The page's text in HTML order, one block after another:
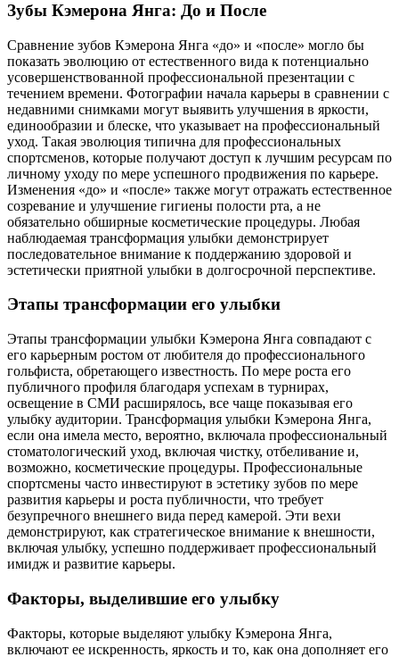
Зубы Кэмерона Янга: До и После
Сравнение зубов Кэмерона Янга «до» и «после» могло бы
показать эволюцию от естественного вида к потенциально
усовершенствованной профессиональной презентации с
течением времени. Фотографии начала карьеры в сравнении с
недавними снимками могут выявить улучшения в яркости,
единообразии и блеске, что указывает на профессиональный
уход. Такая эволюция типична для профессиональных
спортсменов, которые получают доступ к лучшим ресурсам по
личному уходу по мере успешного продвижения по карьере.
Изменения «до» и «после» также могут отражать естественное
созревание и улучшение гигиены полости рта, а не
обязательно обширные косметические процедуры. Любая
наблюдаемая трансформация улыбки демонстрирует
последовательное внимание к поддержанию здоровой и
эстетически приятной улыбки в долгосрочной перспективе.
Этапы трансформации его улыбки
Этапы трансформации улыбки Кэмерона Янга совпадают с
его карьерным ростом от любителя до профессионального
гольфиста, обретающего известность. По мере роста его
публичного профиля благодаря успехам в турнирах,
освещение в СМИ расширялось, все чаще показывая его
улыбку аудитории. Трансформация улыбки Кэмерона Янга,
если она имела место, вероятно, включала профессиональный
стоматологический уход, включая чистку, отбеливание и,
возможно, косметические процедуры. Профессиональные
спортсмены часто инвестируют в эстетику зубов по мере
развития карьеры и роста публичности, что требует
безупречного внешнего вида перед камерой. Эти вехи
демонстрируют, как стратегическое внимание к внешности,
включая улыбку, успешно поддерживает профессиональный
имидж и развитие карьеры.
Факторы, выделившие его улыбку
Факторы, которые выделяют улыбку Кэмерона Янга,
включают ее искренность, яркость и то, как она дополняет его